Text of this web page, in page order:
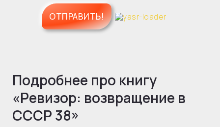
Подробнее про книгу
«Ревизор: возвращение в
СССР 38»